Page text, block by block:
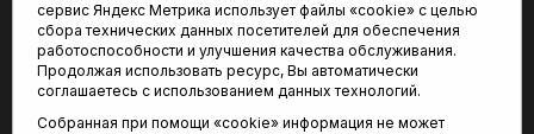
625035, Тюмень, пр. Геологоразведчиков, 28А
(3452) 68-22-28
tum-arena@mail.ru
Отдел продаж:
сервис Яндекс Метрика использует файлы «cookie» с целью
сбора технических данных посетителей для обеспечения
работоспособности и улучшения качества обслуживания.
Продолжая использовать ресурс, Вы автоматически
соглашаетесь с использованием данных технологий.
Собранная при помощи «cookie» информация не может